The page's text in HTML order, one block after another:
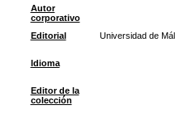
Autor
corporativo
Editorial
Universidad de
Idioma
Editor de la
colección